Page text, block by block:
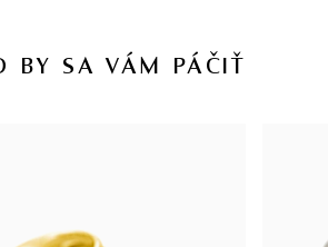
BY SA VÁM PÁČIŤ